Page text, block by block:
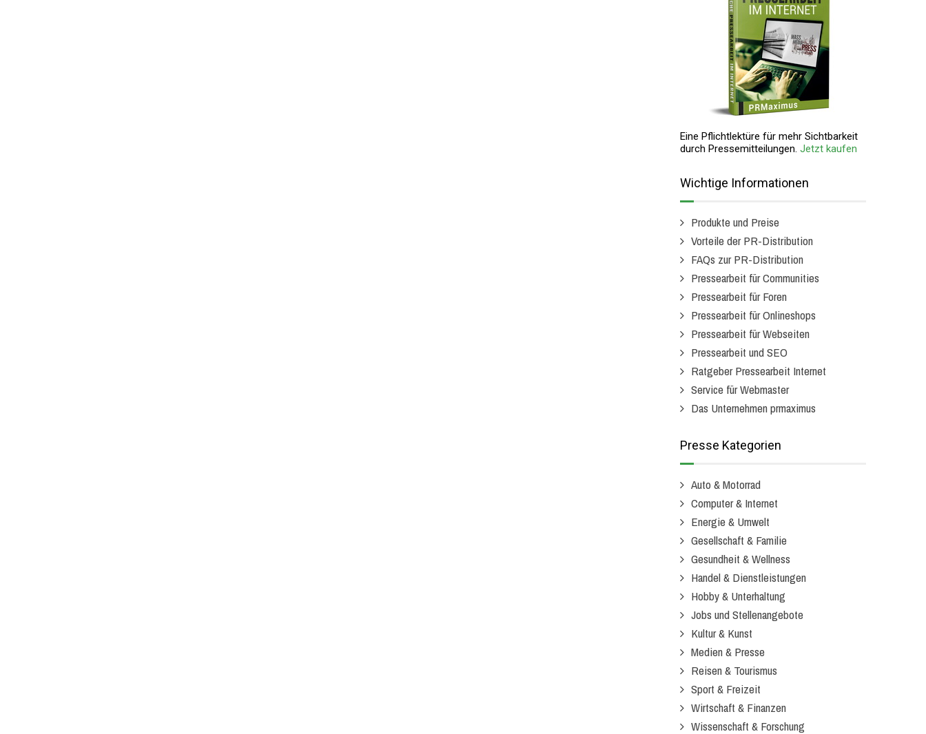
Eine Pflichtlektüre für mehr Sichtbarkeit
durch Pressemitteilungen. Jetzt kaufen
Wichtige Informationen
Produkte und Preise
Vorteile der PR-Distribution
FAQs zur PR-Distribution
Pressearbeit für Communities
Pressearbeit für Foren
Pressearbeit für Onlineshops
Pressearbeit für Webseiten
Pressearbeit und SEO
Ratgeber Pressearbeit Internet
Service für Webmaster
Das Unternehmen prmaximus
Presse Kategorien
Auto & Motorrad
Computer & Internet
Energie & Umwelt
Gesellschaft & Familie
Gesundheit & Wellness
Handel & Dienstleistungen
Hobby & Unterhaltung
Jobs und Stellenangebote
Kultur & Kunst
Medien & Presse
Reisen & Tourismus
Sport & Freizeit
Wirtschaft & Finanzen
Wissenschaft & Forschung